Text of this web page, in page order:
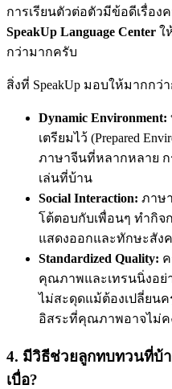
การเรียนตัวต่อตัวมีข้อดีเรื่อง
SpeakUp Language Center ใ
กว่ามากครับ
สิ่งที่ SpeakUp มอบให้มากกว่
Dynamic Environment:
เตรียมไว้ (Prepared
ภาษาจีนที่หลากหลาย
เล่นที่บ้าน
Social Interaction: ภาษ
โต้ตอบกับเพื่อนๆ ทำกิจ
แสดงออกและทักษะสัง
Standardized Quality:
คุณภาพและเทรนนิ่งอย่
ไม่สะดุดแม้ต้องเปลี่ยนค
อิสระที่คุณภาพอาจไม่ค
4. มีวิธีช่วยลูกทบทวนที่บ้
เบื่อ?